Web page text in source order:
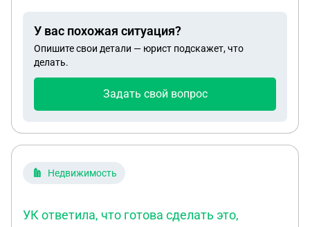
У вас похожая ситуация?
Опишите свои детали — юрист подскажет, что
делать.
Задать свой вопрос
Недвижимость
УК ответила, что готова сделать это,